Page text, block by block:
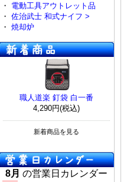
・ 電動工具アウトレット品
・ 佐治武士 和式ナイフ >
・ 焼却炉
職人道楽 釘袋 白一番
4,290円(税込)
新着商品を見る
8月 の営業日カレンダー